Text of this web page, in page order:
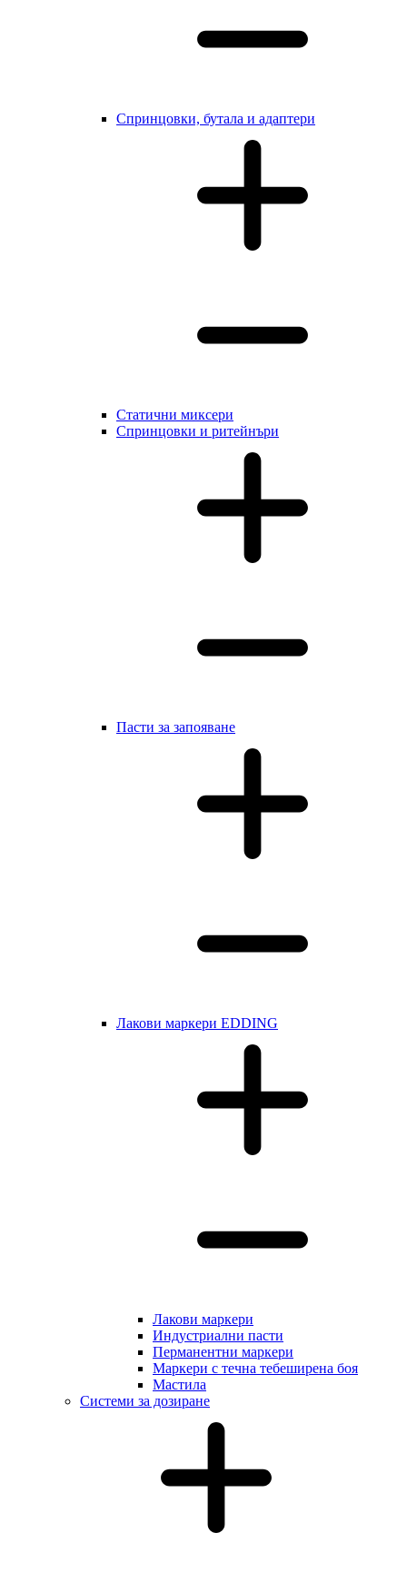
Cпринцовки, бутала и адаптери
Статични миксери
Cпринцовки и ритейнъри
Пасти за запояване
Лакови маркери EDDING
Лакови маркери
Индустриални пасти
Перманентни маркери
Маркери с течна тебеширена боя
Мастила
Системи за дозиране